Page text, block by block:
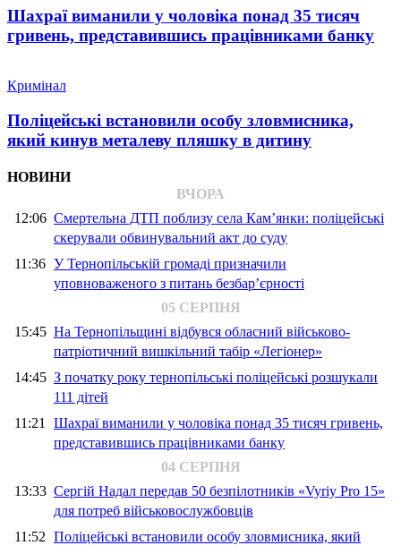
Шахраї виманили у чоловіка понад 35 тисяч
гривень, представившись працівниками банку
Кримінал
Поліцейські встановили особу зловмисника,
який кинув металеву пляшку в дитину
НОВИНИ
ВЧОРА
12:06 Смертельна ДТП поблизу села Кам’янки: поліцейські
скерували обвинувальний акт до суду
11:36 У Тернопільській громаді призначили
уповноваженого з питань безбар’єрності
05 СЕРПНЯ
15:45 На Тернопільщині відбувся обласний військово-
патріотичний вишкільний табір «Легіонер»
14:45 З початку року тернопільські поліцейські розшукали
111 дітей
11:21 Шахраї виманили у чоловіка понад 35 тисяч гривень,
представившись працівниками банку
04 СЕРПНЯ
13:33 Сергій Надал передав 50 безпілотників «Vyriy Pro 15»
для потреб військовослужбовців
11:52 Поліцейські встановили особу зловмисника, який